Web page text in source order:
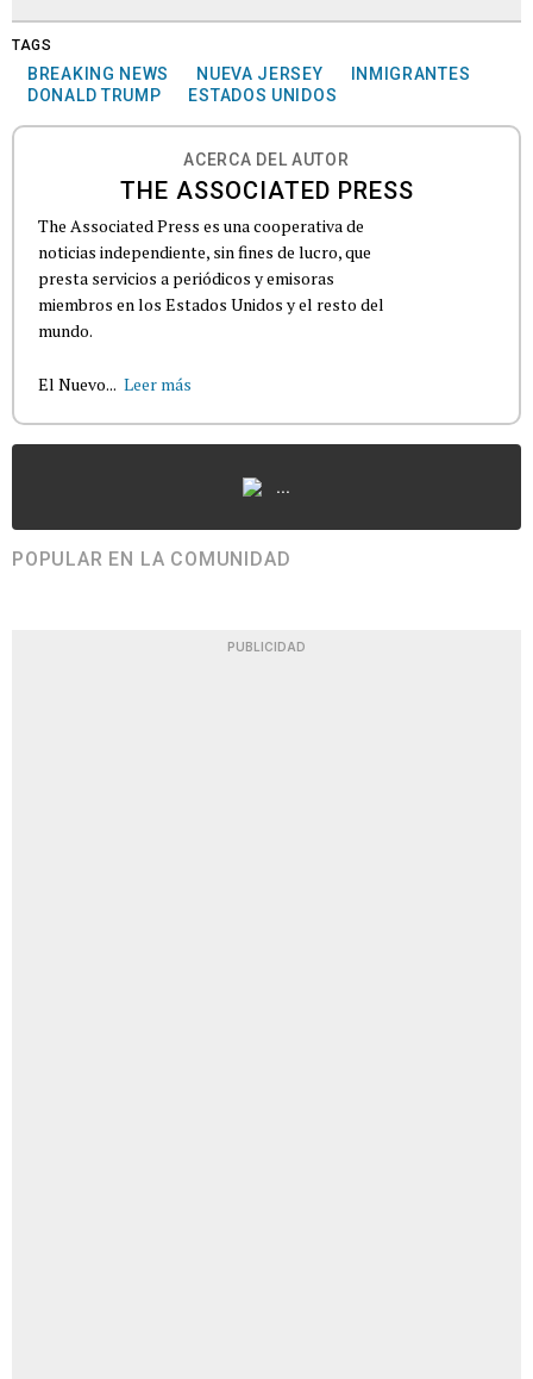
TAGS
BREAKING NEWS NUEVA JERSEY
INMIGRANTES
DONALD TRUMP
ESTADOS UNIDOS
ACERCA DEL AUTOR
THE ASSOCIATED PRESS
The Associated Press es una cooperativa de
noticias independiente, sin fines de lucro, que
presta servicios a periódicos y emisoras
miembros en los Estados Unidos y el resto del
mundo.
El Nuevo... Leer más
...
POPULAR EN LA COMUNIDAD
PUBLICIDAD